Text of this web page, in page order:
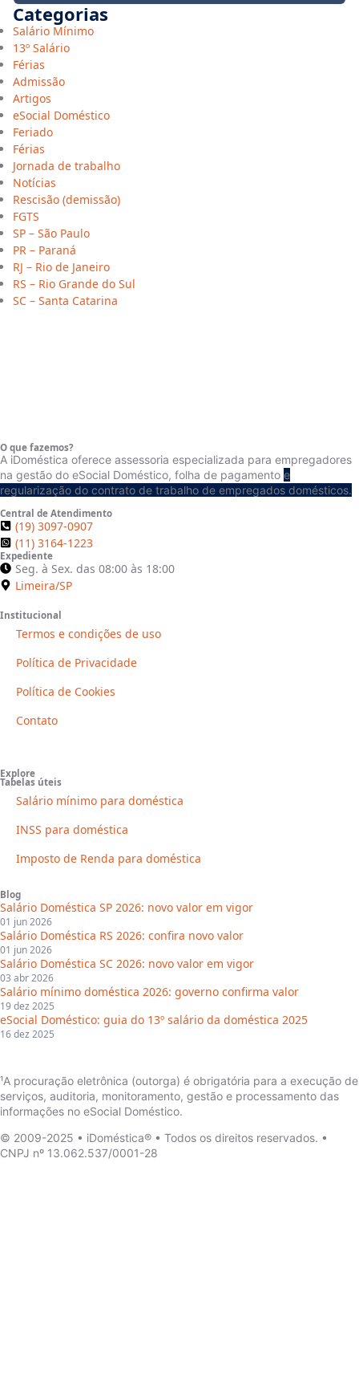
Categorias
Salário Mínimo
13º Salário
Férias
Admissão
Artigos
eSocial Doméstico
Feriado
Férias
Jornada de trabalho
Notícias
Rescisão (demissão)
FGTS
SP – São Paulo
PR – Paraná
RJ – Rio de Janeiro
RS – Rio Grande do Sul
SC – Santa Catarina
O que fazemos?
A iDoméstica oferece assessoria especializada para empregadores
na gestão do eSocial Doméstico, folha de pagamento e
regularização do contrato de trabalho de empregados domésticos.
Central de Atendimento
(19) 3097-0907
(11) 3164-1223
Expediente
Seg. à Sex. das 08:00 às 18:00
Limeira/SP
Institucional
Termos e condições de uso
Política de Privacidade
Política de Cookies
Contato
Explore
Tabelas úteis
Salário mínimo para doméstica
INSS para doméstica
Imposto de Renda para doméstica
Blog
Salário Doméstica SP 2026: novo valor em vigor
01 jun 2026
Salário Doméstica RS 2026: confira novo valor
01 jun 2026
Salário Doméstica SC 2026: novo valor em vigor
03 abr 2026
Salário mínimo doméstica 2026: governo confirma valor
19 dez 2025
eSocial Doméstico: guia do 13º salário da doméstica 2025
16 dez 2025
¹A procuração eletrônica (outorga) é obrigatória para a execução de
serviços, auditoria, monitoramento, gestão e processamento das
informações no eSocial Doméstico.
© 2009-2025 • iDoméstica® • Todos os direitos reservados. •
CNPJ nº 13.062.537/0001-28